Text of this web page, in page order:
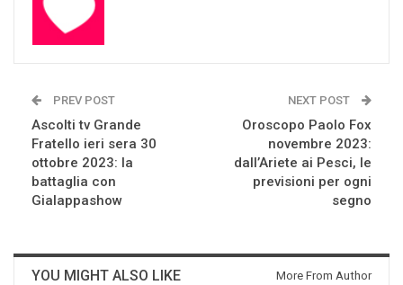
PREV POST
Ascolti tv Grande
Fratello ieri sera 30
ottobre 2023: la
battaglia con
Gialappashow
NEXT POST
Oroscopo Paolo Fox
novembre 2023:
dall’Ariete ai Pesci, le
previsioni per ogni
segno
YOU MIGHT ALSO LIKE More From Author